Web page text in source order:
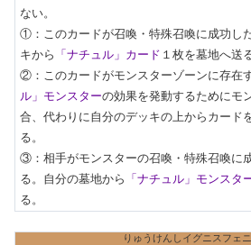
ない。
①：このカードが召喚・特殊召喚に成功し
キから 「ナチュル」カード １枚を墓地へ送る
②：このカードがモンスターゾーンに存在
ル」モンスターの効果を発動するためにモ
合、代わりに自分のデッキの上からカード
る。
③：相手がモンスターの召喚・特殊召喚に
る。自分の墓地から 「ナチュル」モンスタ
る。
りゅうけんしイグニスフェ